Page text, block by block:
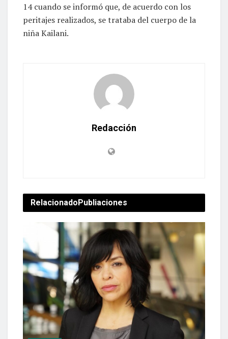
14 cuando se informó que, de acuerdo con los
peritajes realizados, se trataba del cuerpo de la
niña Kailani.
Redacción
RelacionadoPubliaciones